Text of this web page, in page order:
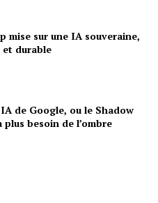
mise sur une IA souveraine,
et durable
de Google, ou le Shadow
plus besoin de l’ombre